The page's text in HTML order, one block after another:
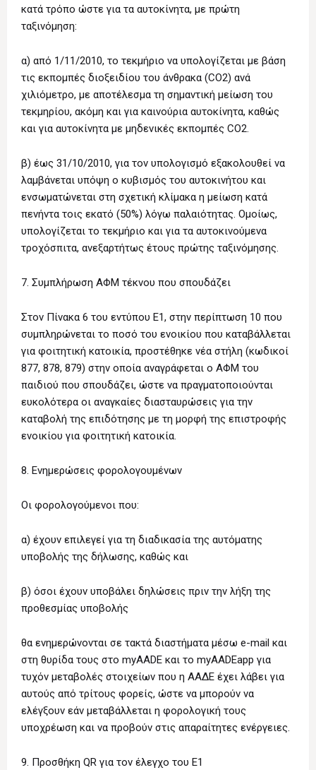
κατά τρόπο ώστε για τα αυτοκίνητα, με πρώτη
ταξινόμηση:
α) από 1/11/2010, το τεκμήριο να υπολογίζεται με βάση
τις εκπομπές διοξειδίου του άνθρακα (CO2) ανά
χιλιόμετρο, με αποτέλεσμα τη σημαντική μείωση του
τεκμηρίου, ακόμη και για καινούρια αυτοκίνητα, καθώς
και για αυτοκίνητα με μηδενικές εκπομπές CO2.
β) έως 31/10/2010, για τον υπολογισμό εξακολουθεί να
λαμβάνεται υπόψη ο κυβισμός του αυτοκινήτου και
ενσωματώνεται στη σχετική κλίμακα η μείωση κατά
πενήντα τοις εκατό (50%) λόγω παλαιότητας. Ομοίως,
υπολογίζεται το τεκμήριο και για τα αυτοκινούμενα
τροχόσπιτα, ανεξαρτήτως έτους πρώτης ταξινόμησης.
7. Συμπλήρωση ΑΦΜ τέκνου που σπουδάζει
Στον Πίνακα 6 του εντύπου Ε1, στην περίπτωση 10 που
συμπληρώνεται το ποσό του ενοικίου που καταβάλλεται
για φοιτητική κατοικία, προστέθηκε νέα στήλη (κωδικοί
877, 878, 879) στην οποία αναγράφεται ο ΑΦΜ του
παιδιού που σπουδάζει, ώστε να πραγματοποιούνται
ευκολότερα οι αναγκαίες διασταυρώσεις για την
καταβολή της επιδότησης με τη μορφή της επιστροφής
ενοικίου για φοιτητική κατοικία.
8. Ενημερώσεις φορολογουμένων
Οι φορολογούμενοι που:
α) έχουν επιλεγεί για τη διαδικασία της αυτόματης
υποβολής της δήλωσης, καθώς και
β) όσοι έχουν υποβάλει δηλώσεις πριν την λήξη της
προθεσμίας υποβολής
θα ενημερώνονται σε τακτά διαστήματα μέσω e-mail και
στη θυρίδα τους στο myAADE και το myAADEapp για
τυχόν μεταβολές στοιχείων που η ΑΑΔΕ έχει λάβει για
αυτούς από τρίτους φορείς, ώστε να μπορούν να
ελέγξουν εάν μεταβάλλεται η φορολογική τους
υποχρέωση και να προβούν στις απαραίτητες ενέργειες.
9. Προσθήκη QR για τον έλεγχο του E1